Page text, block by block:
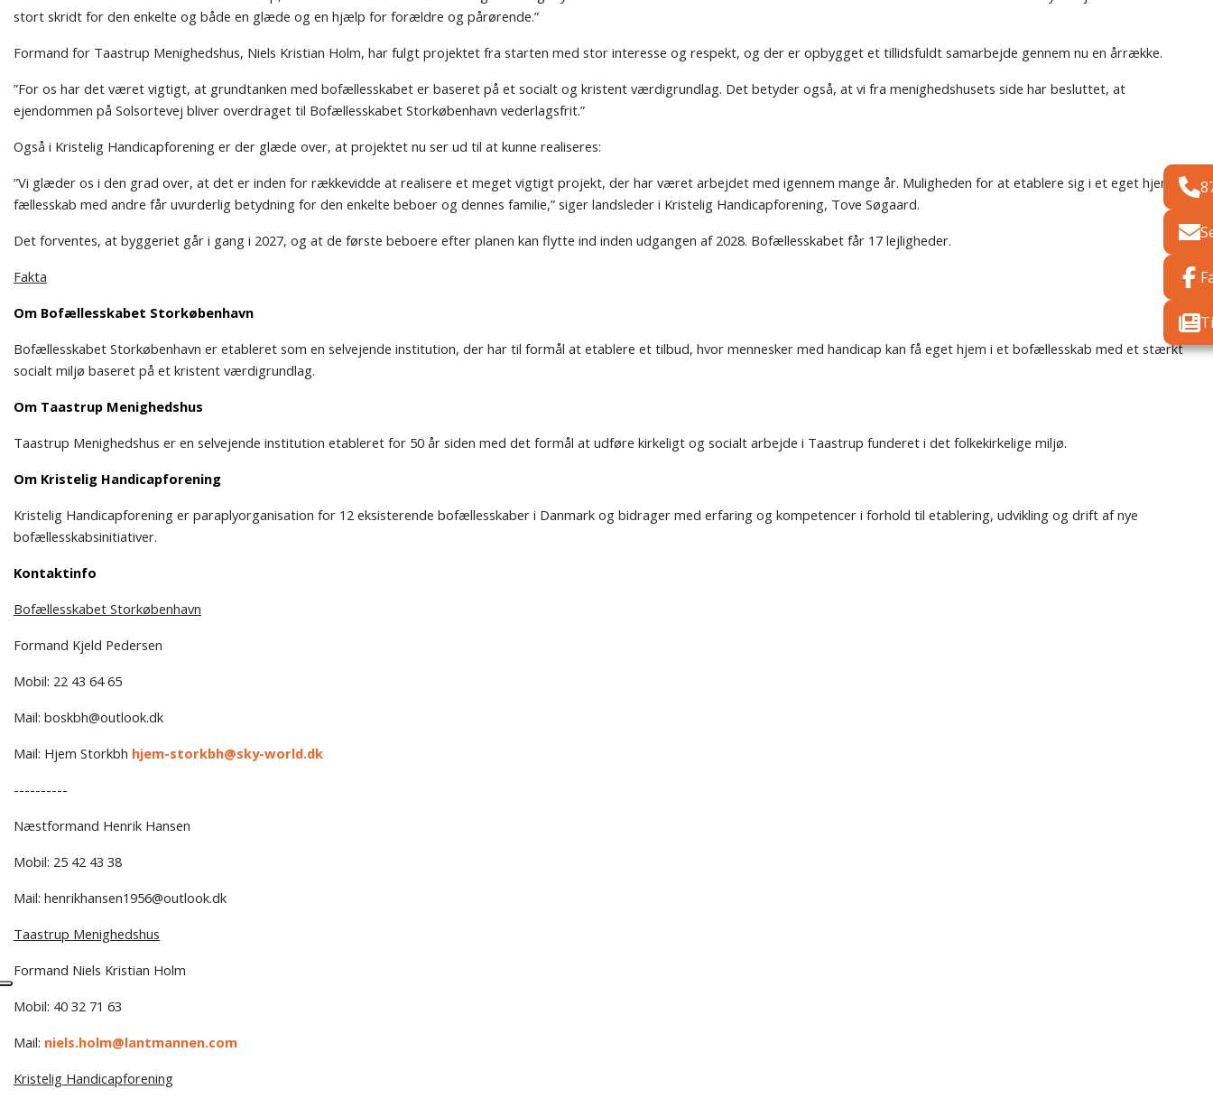
stort skridt for den enkelte og både en glæde og en hjælp for forældre og pårørende.”
Formand for Taastrup Menighedshus, Niels Kristian Holm, har fulgt projektet fra starten med stor interesse og respekt, og der er opbygget et tillidsfuldt samarbejde gennem nu en årrække.
”For os har det været vigtigt, at grundtanken med bofællesskabet er baseret på et socialt og kristent værdigrundlag. Det betyder også, at vi fra menighedshusets side har besluttet, at
ejendommen på Solsortevej bliver overdraget til Bofællesskabet Storkøbenhavn vederlagsfrit.”
Også i Kristelig Handicapforening er der glæde over, at projektet nu ser ud til at kunne realiseres:
”Vi glæder os i den grad over, at det er inden for rækkevidde at realisere et meget vigtigt projekt, der har været arbejdet med igennem mange år. Muligheden for at etablere sig i et eget hjem i et
fællesskab med andre får uvurderlig betydning for den enkelte beboer og dennes familie,” siger landsleder i Kristelig Handicapforening, Tove Søgaard.
Det forventes, at byggeriet går i gang i 2027, og at de første beboere efter planen kan flytte ind inden udgangen af 2028. Bofællesskabet får 17 lejligheder.
Fakta
Om Bofællesskabet Storkøbenhavn
Bofællesskabet Storkøbenhavn er etableret som en selvejende institution, der har til formål at etablere et tilbud, hvor mennesker med handicap kan få eget hjem i et bofællesskab med et stærkt
socialt miljø baseret på et kristent værdigrundlag.
Om Taastrup Menighedshus
Taastrup Menighedshus er en selvejende institution etableret for 50 år siden med det formål at udføre kirkeligt og socialt arbejde i Taastrup funderet i det folkekirkelige miljø.
Om Kristelig Handicapforening
Kristelig Handicapforening er paraplyorganisation for 12 eksisterende bofællesskaber i Danmark og bidrager med erfaring og kompetencer i forhold til etablering, udvikling og drift af nye
bofællesskabsinitiativer.
Kontaktinfo
Bofællesskabet Storkøbenhavn
Formand Kjeld Pedersen
Mobil: 22 43 64 65
Mail: boskbh@outlook.dk
Mail: Hjem Storkbh hjem-storkbh@sky-world.dk
----------
Næstformand Henrik Hansen
Mobil: 25 42 43 38
Mail: henrikhansen1956@outlook.dk
Taastrup Menighedshus
Formand Niels Kristian Holm
Mobil: 40 32 71 63
Mail: niels.holm@lantmannen.com
Kristelig Handicapforening